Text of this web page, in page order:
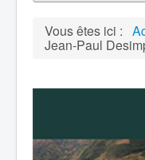
Vous êtes ici :
Jean-Paul